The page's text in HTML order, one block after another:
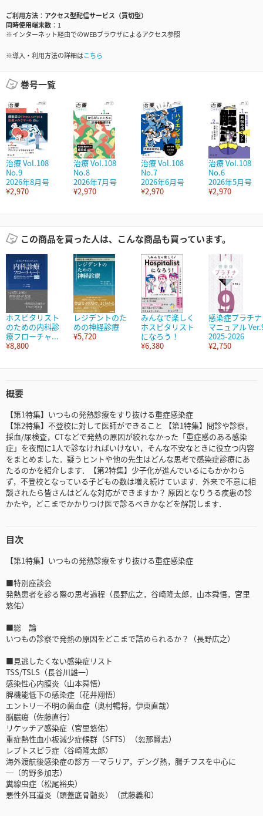
ご利用方法
アクセス型配信サービス（買切型）
同時使用端末数
1
※インターネット経由でのWEBブラウザによるアクセス参照
※導入・利用方法の詳細はこちら
巻号一覧
治療 Vol.108
No.9
2026年8月号
¥2,970
治療 Vol.108
No.8
2026年7月号
¥2,970
治療 Vol.108
No.7
2026年6月号
¥2,970
治療 Vol.108
No.6
2026年5月号
¥2,970
この商品を買った人は、こんな商品も買っています。
ホスピタリスト
のための内科診
療フローチャ...
¥8,800
レジデントのた
めの神経診療
¥5,720
みんなで楽しく
ホスピタリスト
になろう！
¥6,380
感染症プラチナ
マニュアル
2025-2026
¥2,750
概要
【第1特集】いつもの発熱診療をすり抜ける重症感染症
【第2特集】不登校に対して医師ができること 【第1特集】問診や診察，
採血/尿検査，CTなどで発熱の原因が絞れなかった「重症感のある感染
症」を夜間に1人で診なければいけない，そんな不安なときに役立つ内容
をまとめました．疑うヒントや他の先生はどんな思考で感染症診療にあ
たるのかを紹介します．【第2特集】少子化が進んでいるにもかかわら
ず，不登校となっている子どもの数は増え続けています．外来で不意に相
談されたら皆さんはどんな対応ができますか？ 原因となりうる疾患の診
かたや，どこまでかかりつけ医で診るべきかなどを解説します．
目次
【第1特集】いつもの発熱診療をすり抜ける重症感染症
■特別座談会
発熱患者を診る際の思考過程（長野広之，谷崎隆太郎，山本舜悟，宮里
悠佑）
■総 論
いつもの診察で発熱の原因をどこまで詰められるか？（長野広之）
■見逃したくない感染症リスト
TSS/TSLS（長谷川雄一）
感染性心内膜炎（山本舜悟）
脾機能低下の感染症（花井翔悟）
エントリー不明の菌血症（奥村暢将，伊東直哉）
脳膿瘍（佐藤直行）
リケッチア感染症（宮里悠佑）
重症熱性血小板減少症候群（SFTS）（忽那賢志）
レプトスピラ症（谷崎隆太郎）
海外渡航後感染症の診方 ─マラリア，デング熱，腸チフスを中心に
─（的野多加志）
糞線虫症（松尾裕央）
悪性外耳道炎（頭蓋底骨髄炎）（武藤義和）